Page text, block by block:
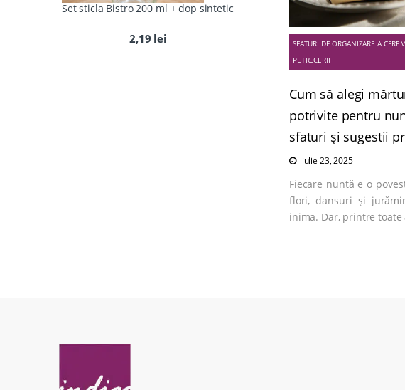
SFATURI DE ORGANIZARE A
PETRECERII
Cum să alegi
potrivite pentru
sfaturi și sugestii
iulie 23, 2025
Fiecare nuntă e o
flori, dansuri și
inima. Dar, printre toate
Set sticla Bistro 200 ml + dop sintetic
2,19 lei